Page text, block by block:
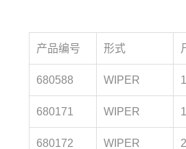
产品编号 形式
680588 WIPER
680171 WIPER
680172 WIPER